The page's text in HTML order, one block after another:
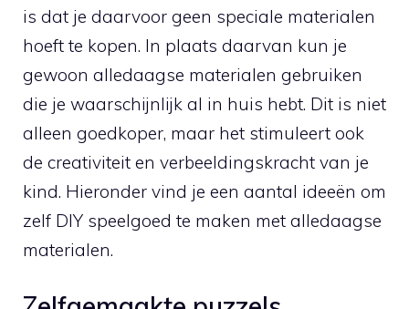
is dat je daarvoor ‍geen speciale materialen
hoeft te kopen. ⁤In⁢ plaats daarvan kun‍ je
gewoon alledaagse materialen ‍gebruiken
die je waarschijnlijk al in huis hebt. Dit is niet
alleen‍ goedkoper, maar het stimuleert ook
de creativiteit en verbeeldingskracht van je​
kind. Hieronder vind je een aantal ideeën om
zelf​ DIY speelgoed te maken met alledaagse
materialen.